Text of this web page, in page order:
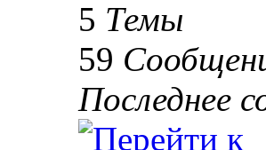
5 Темы
59
Последнее